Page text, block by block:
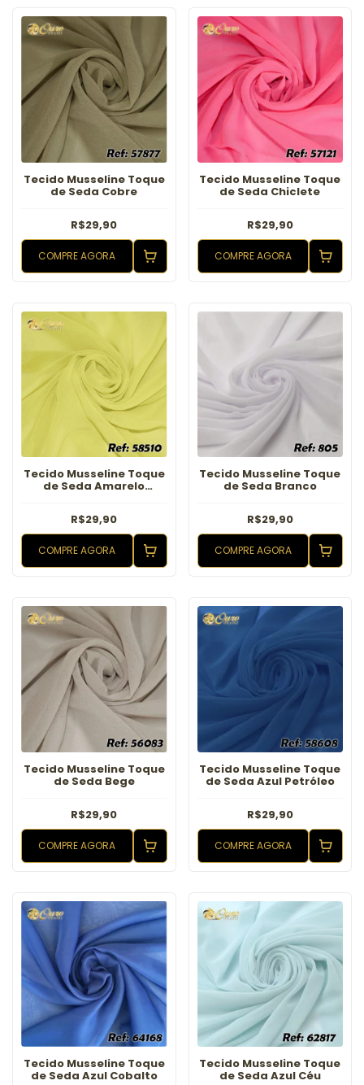
Tecido Musseline Toque
de Seda Cobre
R$29,90
COMPRE AGORA
Tecido Musseline Toque
de Seda Chiclete
R$29,90
COMPRE AGORA
Tecido Musseline Toque
de Seda Amarelo
R$29,90
COMPRE AGORA
Tecido Musseline Toque
de Seda Branco
R$29,90
COMPRE AGORA
Tecido Musseline Toque
de Seda Bege
R$29,90
COMPRE AGORA
Tecido Musseline Toque
de Seda Azul Petróleo
R$29,90
COMPRE AGORA
Tecido Musseline Toque
de Seda Azul Cobalto
Tecido Musseline Toque
de Seda Azul Céu